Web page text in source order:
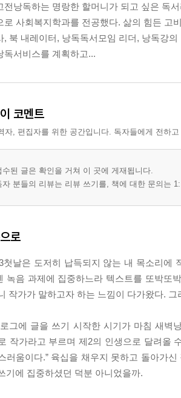
전낭독하는 명랑한 할머니가 되고 싶은 독
로 사회복지학과를 전공했다. 삶의 힘든 고
, 북 내레이터, 낭독독서모임 리더, 낭독강
독서비스를 계획하고...
코멘트
자, 편집자를 위한 공간입니다. 독자들에게 전하
수된 글은 확인을 거쳐 이 곳에 게재됩니다.
자 분들의 리뷰는 리뷰 쓰기를, 책에 대한 문의는
로
첫날은 도저히 납득되지 않는 내 목소리에
녹음 과제에 집중하느라 텍스트를 또박또
작가가 말하고자 하는 느낌이 다가왔다.
그에 글을 쓰기 시작한 시기가 마침 새벽
작가라고 부르며 제2의 인생으로 달려올
러움이다.” 육십을 채우지 못하고 돌아가
기에 집중하셨던 덕분 아니었을까.